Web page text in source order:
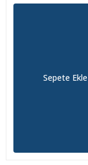
Sepete Ekle